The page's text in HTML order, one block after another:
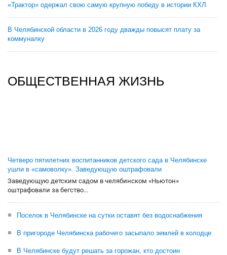
«Трактор» одержал свою самую крупную победу в истории КХЛ
В Челябинской области в 2026 году дважды повысят плату за
коммуналку
ОБЩЕСТВЕННАЯ ЖИЗНЬ
Четверо пятилетних воспитанников детского сада в Челябинске
ушли в «самоволку». Заведующую оштрафовали
Заведующую детским садом в челябинском «Ньютон»
оштрафовали за бегство...
Поселок в Челябинске на сутки оставят без водоснабжения
В пригороде Челябинска рабочего засыпало землей в колодце
В Челябинске будут решать за горожан, кто достоин